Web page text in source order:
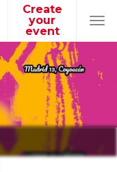
Create
your
event